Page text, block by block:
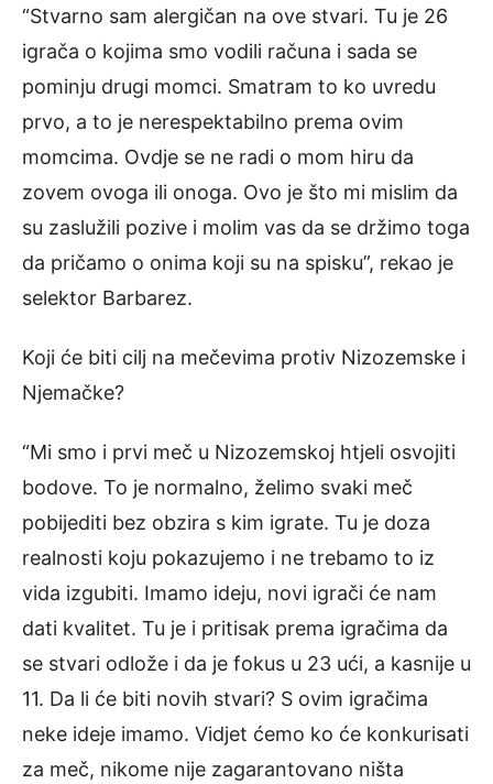
“Stvarno sam alergičan na ove stvari. Tu je 26
igrača o kojima smo vodili računa i sada se
pominju drugi momci. Smatram to ko uvredu
prvo, a to je nerespektabilno prema ovim
momcima. Ovdje se ne radi o mom hiru da
zovem ovoga ili onoga. Ovo je što mi mislim da
su zaslužili pozive i molim vas da se držimo toga
da pričamo o onima koji su na spisku”, rekao je
selektor Barbarez.
Koji će biti cilj na mečevima protiv Nizozemske i
Njemačke?
“Mi smo i prvi meč u Nizozemskoj htjeli osvojiti
bodove. To je normalno, želimo svaki meč
pobijediti bez obzira s kim igrate. Tu je doza
realnosti koju pokazujemo i ne trebamo to iz
vida izgubiti. Imamo ideju, novi igrači će nam
dati kvalitet. Tu je i pritisak prema igračima da
se stvari odlože i da je fokus u 23 ući, a kasnije u
11. Da li će biti novih stvari? S ovim igračima
neke ideje imamo. Vidjet ćemo ko će konkurisati
za meč, nikome nije zagarantovano ništa